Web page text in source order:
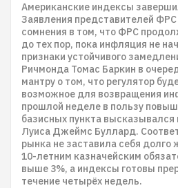
Американские индексы
Заявления представителей
сомнения в том, что ФРС
до тех пор, пока инфляция не
признаки устойчивого
Ричмонда Томас Баркин в
мантру о том, что регулятор
возможное для возвращения
прошлой неделе в пользу
базисных пункта
Луиса Джеймс Буллард.
рынка не заставила себя
10-летним казначейским
выше 3%, а индексы готовы
течение четырёх недель.